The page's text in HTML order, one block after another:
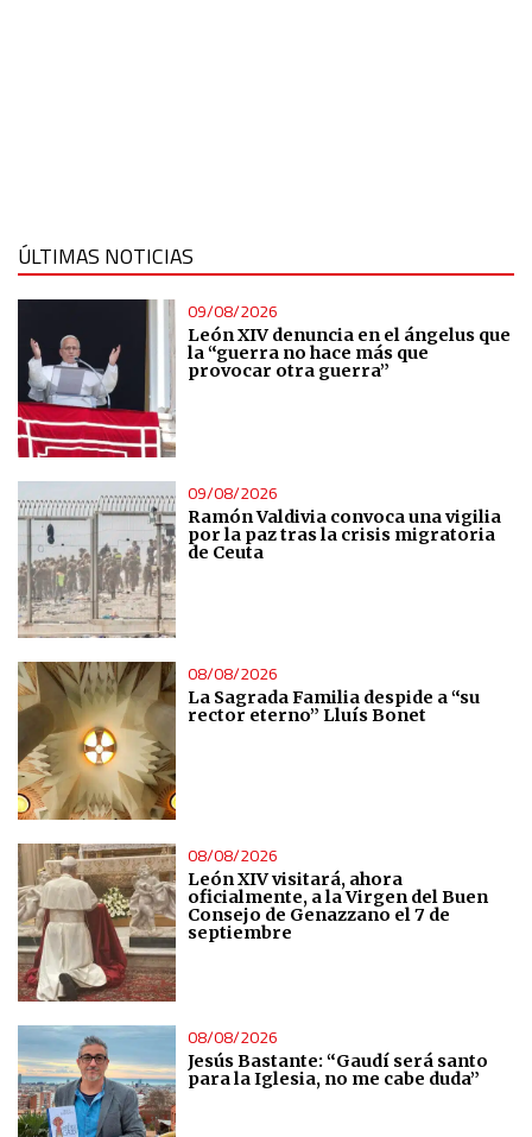
ÚLTIMAS NOTICIAS
09/08/2026
León XIV denuncia en el ángelus que
la “guerra no hace más que
provocar otra guerra”
09/08/2026
Ramón Valdivia convoca una vigilia
por la paz tras la crisis migratoria
de Ceuta
08/08/2026
La Sagrada Familia despide a “su
rector eterno” Lluís Bonet
08/08/2026
León XIV visitará, ahora
oficialmente, a la Virgen del Buen
Consejo de Genazzano el 7 de
septiembre
08/08/2026
Jesús Bastante: “Gaudí será santo
para la Iglesia, no me cabe duda”